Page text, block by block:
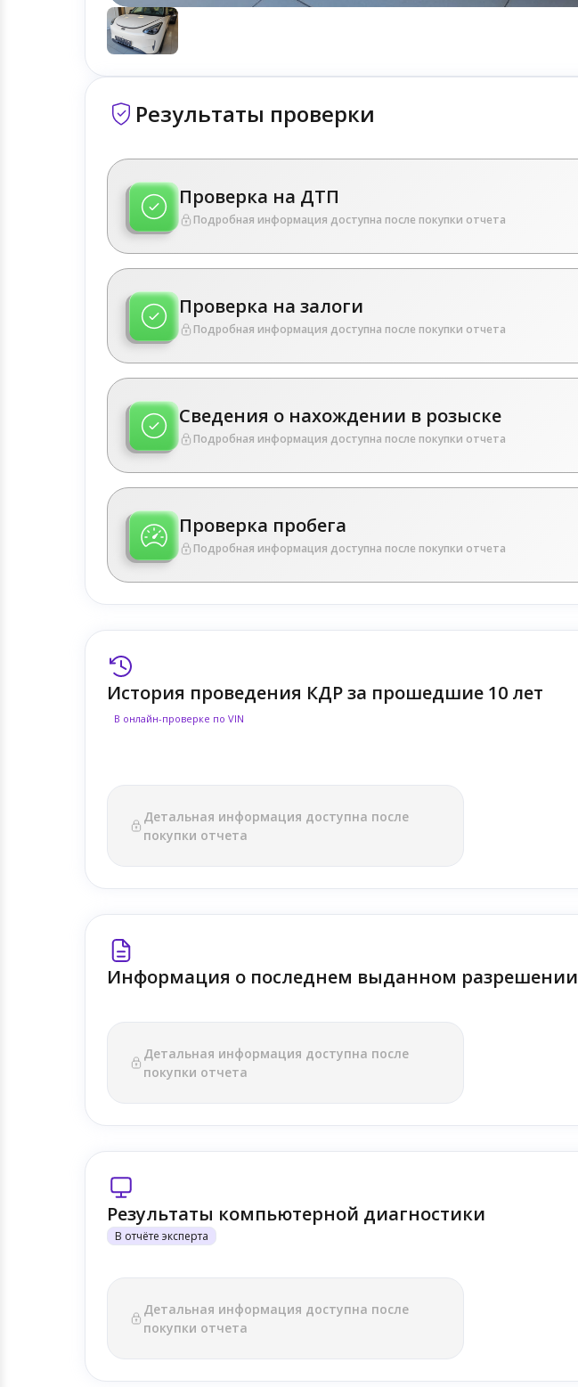
Результаты проверки
Проверка на ДТП
Подробная информация доступна после покупки отчета
Проверка на залоги
Подробная информация доступна после покупки отчета
Сведения о нахождении в розыске
Подробная информация доступна после покупки отчета
Проверка пробега
Подробная информация доступна после покупки отчета
История проведения КДР за прошедшие 10 лет
В онлайн-проверке по VIN
Детальная информация доступна после
покупки отчета
Информация о последнем выданном разрешении
Детальная информация доступна после
покупки отчета
Результаты компьютерной диагностики
В отчёте эксперта
Детальная информация доступна после
покупки отчета